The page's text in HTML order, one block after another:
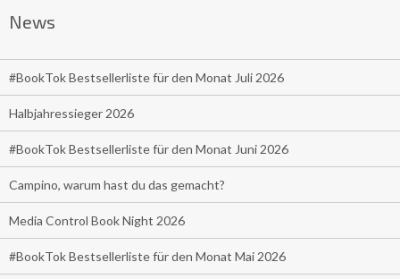
News
#BookTok Bestsellerliste für den Monat Juli 2026
Halbjahressieger 2026
#BookTok Bestsellerliste für den Monat Juni 2026
Campino, warum hast du das gemacht?
Media Control Book Night 2026
#BookTok Bestsellerliste für den Monat Mai 2026